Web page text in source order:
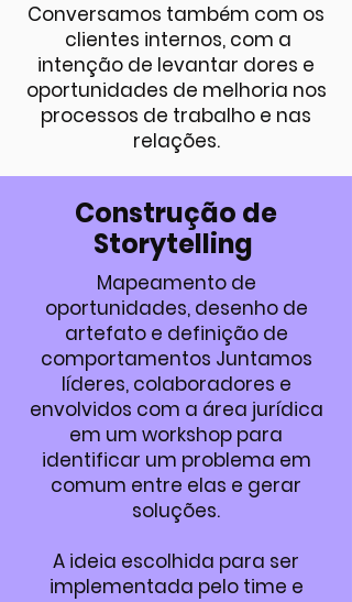
Conversamos também com os
clientes internos, com a
intenção de levantar dores e
oportunidades de melhoria nos
processos de trabalho e nas
relações.
Construção de
Storytelling
Mapeamento de
oportunidades, desenho de
artefato e definição de
comportamentos Juntamos
líderes, colaboradores e
envolvidos com a área jurídica
em um workshop para
identificar um problema em
comum entre elas e gerar
soluções.
A ideia escolhida para ser
implementada pelo time e